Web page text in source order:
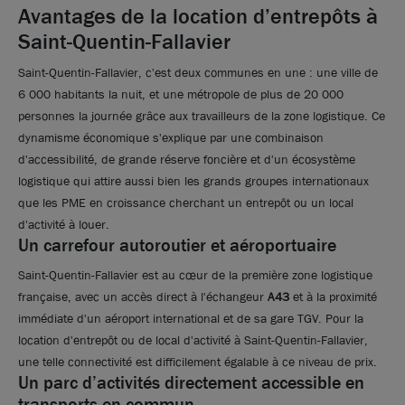
Photos (6 )
A louer ou a vendre - Bâtiment indépendant avec
quai filant et niveleurs - Saint - Quentin - Fallavier
2 927 m²non divisibles
68€ m²/an HT HC ou 2 500 000€ HDE
Avantages de la location d’entrepôts à
Saint-Quentin-Fallavier
Saint-Quentin-Fallavier, c'est deux communes en une : une ville de
6 000 habitants la nuit, et une métropole de plus de 20 000
personnes la journée grâce aux travailleurs de la zone logistique. Ce
dynamisme économique s'explique par une combinaison
d'accessibilité, de grande réserve foncière et d'un écosystème
logistique qui attire aussi bien les grands groupes internationaux
que les PME en croissance cherchant un entrepôt ou un local
d'activité à louer.
Un carrefour autoroutier et aéroportuaire
Saint-Quentin-Fallavier est au cœur de la première zone logistique
française, avec un accès direct à l'échangeur A43 et à la proximité
immédiate d'un aéroport international et de sa gare TGV. Pour la
location d'entrepôt ou de local d'activité à Saint-Quentin-Fallavier,
une telle connectivité est difficilement égalable à ce niveau de prix.
Un parc d’activités directement accessible en